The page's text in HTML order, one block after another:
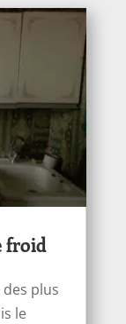
froid
des plus
le